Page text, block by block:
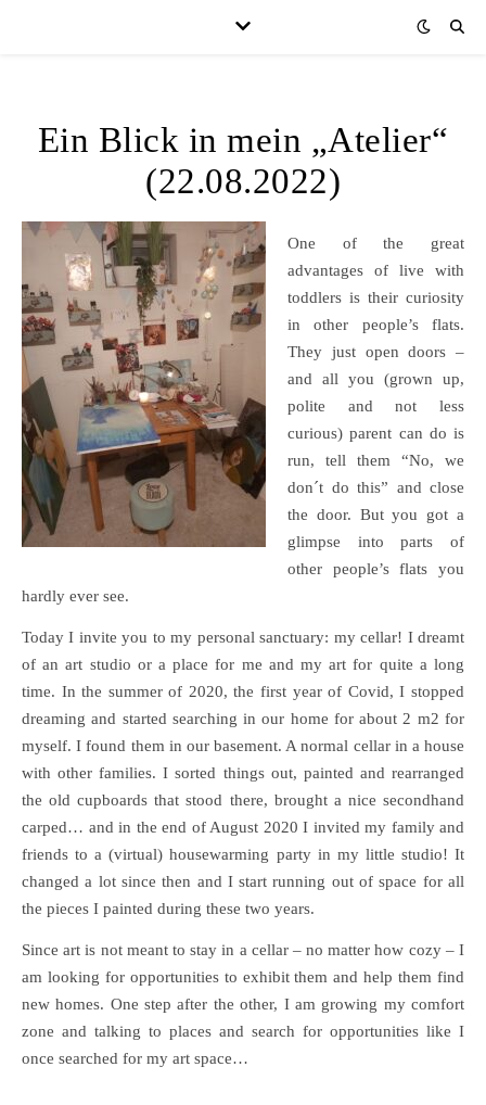
Ein Blick in mein „Atelier“
(22.08.2022)
One of the great
advantages of live with
toddlers is their curiosity
in other people’s flats.
They just open doors –
and all you (grown up,
polite and not less
curious) parent can do is
run, tell them “No, we
don´t do this” and close
the door. But you got a
glimpse into parts of
other people’s flats you
hardly ever see.
Today I invite you to my personal sanctuary: my cellar! I dreamt
of an art studio or a place for me and my art for quite a long
time. In the summer of 2020, the first year of Covid, I stopped
dreaming and started searching in our home for about 2 m2 for
myself. I found them in our basement. A normal cellar in a house
with other families. I sorted things out, painted and rearranged
the old cupboards that stood there, brought a nice secondhand
carped… and in the end of August 2020 I invited my family and
friends to a (virtual) housewarming party in my little studio! It
changed a lot since then and I start running out of space for all
the pieces I painted during these two years.
Since art is not meant to stay in a cellar – no matter how cozy – I
am looking for opportunities to exhibit them and help them find
new homes. One step after the other, I am growing my comfort
zone and talking to places and search for opportunities like I
once searched for my art space…